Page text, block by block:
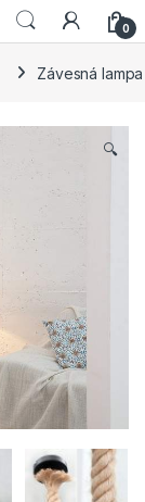
0
Závesná
🔍